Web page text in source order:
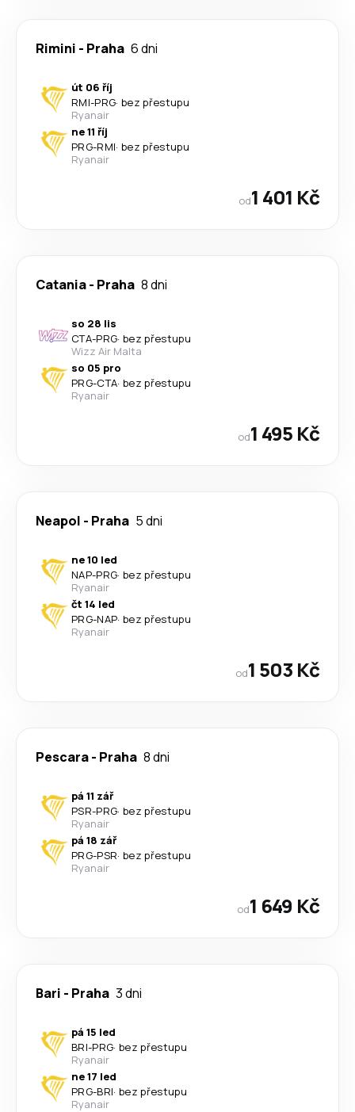
Rimini - Praha 6 dni
út 06 říj
RMI-PRG· bez přestupu
Ryanair
ne 11 říj
PRG-RMI· bez přestupu
Ryanair
od1 401 Kč
Catania- Praha 8 dni
so 28 lis
CTA-PRG· bez přestupu
Wizz Air Malta
so 05 pro
PRG-CTA· bez přestupu
Ryanair
od1 495 Kč
Neapol - Praha 5 dni
ne 10 led
NAP-PRG· bez přestupu
Ryanair
čt 14 led
PRG-NAP· bez přestupu
Ryanair
od1 503 Kč
Pescara- Praha 8 dni
pá 11 zář
PSR-PRG· bez přestupu
Ryanair
pá 18 zář
PRG-PSR· bez přestupu
Ryanair
od1 649 Kč
Bari - Praha 3 dni
pá 15 led
BRI-PRG· bez přestupu
Ryanair
ne 17 led
PRG-BRI· bez přestupu
Ryanair